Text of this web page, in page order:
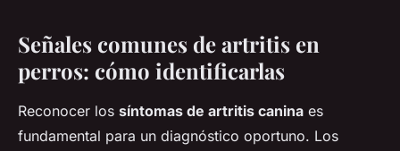
Señales comunes de artritis en
perros: cómo identificarlas
Reconocer los síntomas de artritis canina es
fundamental para un diagnóstico oportuno. Los